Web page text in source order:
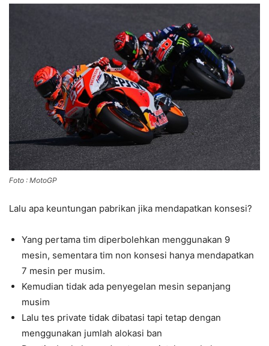
Foto : MotoGP
Lalu apa keuntungan pabrikan jika mendapatkan konsesi?
Yang pertama tim diperbolehkan menggunakan 9
mesin, sementara tim non konsesi hanya mendapatkan
7 mesin per musim.
Kemudian tidak ada penyegelan mesin sepanjang
musim
Lalu tes private tidak dibatasi tapi tetap dengan
menggunakan jumlah alokasi ban